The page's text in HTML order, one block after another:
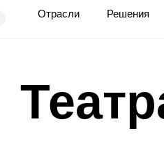
Отрасли Решения